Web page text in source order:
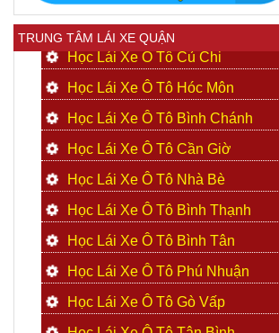
TRUNG TÂM LÁI XE QUẬN
Học Lái Xe Ô Tô Củ Chi
Học Lái Xe Ô Tô Hóc Môn
Học Lái Xe Ô Tô Bình Chánh
Học Lái Xe Ô Tô Cần Giờ
Học Lái Xe Ô Tô Nhà Bè
Học Lái Xe Ô Tô Bình Thạnh
Học Lái Xe Ô Tô Bình Tân
Học Lái Xe Ô Tô Phú Nhuận
Học Lái Xe Ô Tô Gò Vấp